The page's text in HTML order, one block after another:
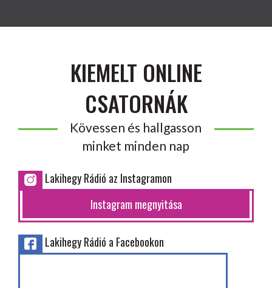
KIEMELT ONLINE
CSATORNÁK
Kövessen és hallgasson
minket minden nap
Lakihegy Rádió az Instagramon
Instagram megnyitása
Lakihegy Rádió a Facebookon